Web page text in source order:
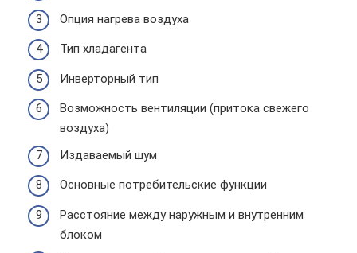
Опция нагрева воздуха
Тип хладагента
Инверторный тип
Возможность вентиляции (притока свежего
воздуха)
Издаваемый шум
Основные потребительские функции
Расстояние между наружным и внутренним
блоком